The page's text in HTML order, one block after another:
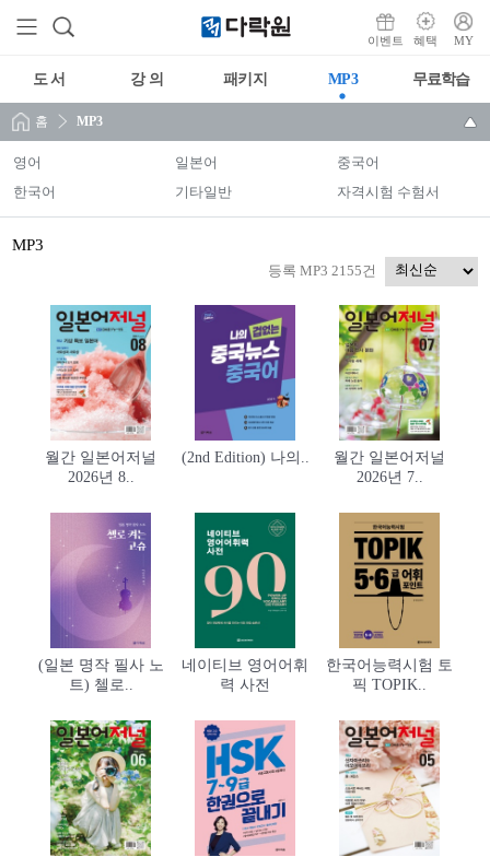
이벤트 혜택 MY
도 서 강 의 패키지 MP3 무료학습
홈 MP3
영어 일본어
중국어
한국어
기타일반 자격시험 수험서
MP3
등록 MP3 2155건
월간 일본어저널
2026년 8..
(2nd Edition) 나의..
월간 일본어저널
2026년 7..
(일본 명작 필사 노
트) 첼로..
네이티브 영어어휘
력 사전
한국어능력시험 토
픽 TOPIK..